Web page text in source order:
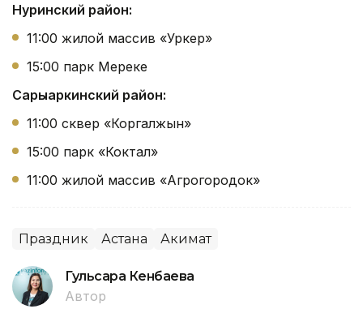
Нуринский район:
11:00 жилой массив «Уркер»
15:00 парк Мереке
Сарыаркинский район:
11:00 сквер «Коргалжын»
15:00 парк «Коктал»
11:00 жилой массив «Агрогородок»
Праздник Астана Акимат
Гульсара Кенбаева
Автор